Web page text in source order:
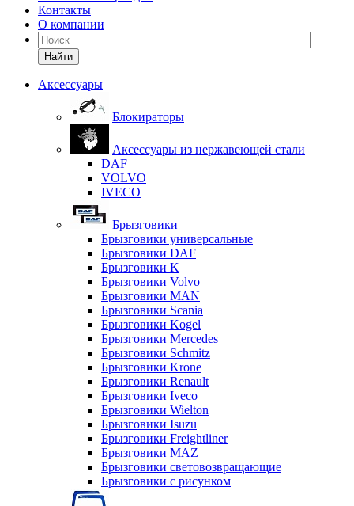
Контакты
О компании
Найти
Аксессуары
Блокираторы
Аксессуары из нержавеющей стали
DAF
VOLVO
IVECO
Брызговики
Брызговики универсальные
Брызговики DAF
Брызговики K
Брызговики Volvo
Брызговики MAN
Брызговики Scania
Брызговики Kogel
Брызговики Mercedes
Брызговики Schmitz
Брызговики Krone
Брызговики Renault
Брызговики Iveco
Брызговики Wielton
Брызговики Isuzu
Брызговики Freightliner
Брызговики MAZ
Брызговики световозвращающие
Брызговики с рисунком